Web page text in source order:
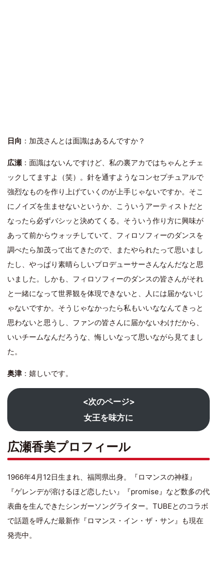
日向 ：加茂さんとは面識はあるんですか？
広瀬 ：面識はないんですけど、私の裏アカではちゃんとチェ
ックしてますよ（笑）。針を通すようなコンセプチュアルで
強烈なものを作り上げていくのが上手じゃないですか。そこ
にノイズを生ませないというか、こういうアーティストだと
なったら必ずバシッと決めてくる。そういう作り方に興味が
あって前からウォッチしていて、フィロソフィーのダンスを
調べたら加茂って出てきたので、またやられたって思いまし
たし、やっぱり素晴らしいプロデューサーさんなんだなと思
いました。しかも、フィロソフィーのダンスの皆さんがそれ
と一緒になって世界観を体現できないと、人には届かないじ
ゃないですか。そうじゃなかったら私もいいななんてきっと
思わないと思うし、ファンの皆さんに届かないわけだから、
いいチームなんだろうな、悔しいなって思いながら見てまし
た。
奥津：嬉しいです。
<次のページ>
女王を味方に
広瀬香美プロフィール
1966年4月12日生まれ、福岡県出身。『ロマンスの神様』
『ゲレンデが溶けるほど恋したい』『promise』など数多の代
表曲を生んできたシンガーソングライター。TUBEとのコラボ
で話題を呼んだ最新作『ロマンス・イン・ザ・サン』も現在
発売中。